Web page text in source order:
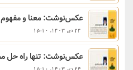
عکس‌نوشت: معنا و مفهوم
24 دی 1403, 15:10
عکس‌نوشت: تنها راه حل